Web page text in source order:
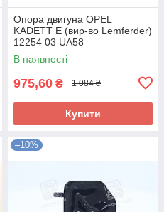
Опора двигуна OPEL
KADETT E (вир-во Lemferder)
12254 03 UA58
В наявності
975,60 ₴ 1 084 ₴
Купити
–10%